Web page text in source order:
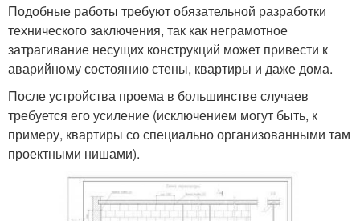
Подобные работы требуют обязательной разработки
технического заключения, так как неграмотное
затрагивание несущих конструкций может привести к
аварийному состоянию стены, квартиры и даже дома.
После устройства проема в большинстве случаев
требуется его усиление (исключением могут быть, к
примеру, квартиры со специально организованными там
проектными нишами).